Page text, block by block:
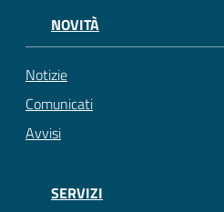
NOVITÀ
Notizie
Comunicati
Avvisi
SERVIZI